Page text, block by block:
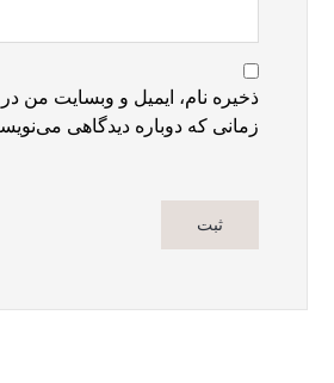
ذخیره نام، ایمیل و وبسایت من
زمانی که دوباره دیدگاهی